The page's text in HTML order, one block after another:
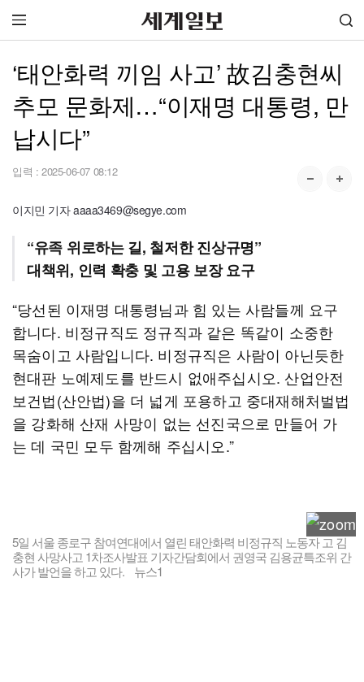
‘태안화력 끼임 사고’ 故김충현씨
추모 문화제…“이재명 대통령, 만
납시다”
입력 : 2025-06-07 08:12
이지민 기자 aaaa3469@segye.com
“유족 위로하는 길, 철저한 진상규명”
대책위, 인력 확충 및 고용 보장 요구
“당선된 이재명 대통령님과 힘 있는 사람들께 요구
합니다. 비정규직도 정규직과 같은 똑같이 소중한
목숨이고 사람입니다. 비정규직은 사람이 아닌듯한
현대판 노예제도를 반드시 없애주십시오. 산업안전
보건법(산안법)을 더 넓게 포용하고 중대재해처벌법
을 강화해 산재 사망이 없는 선진국으로 만들어 가
는 데 국민 모두 함께해 주십시오.”
5일 서울 종로구 참여연대에서 열린 태안화력 비정규직 노동자 고 김
충현 사망사고 1차조사발표 기자간담회에서 권영국 김용균특조위 간
사가 발언을 하고 있다. 뉴스1